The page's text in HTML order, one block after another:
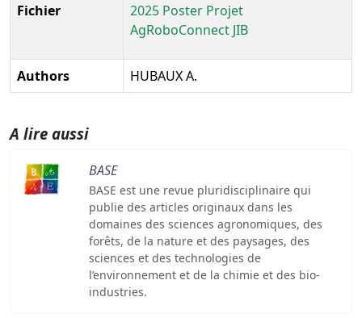
Fichier
2025 Poster Projet
AgRoboConnect JIB
Authors HUBAUX A.
A lire aussi
BASE
BASE est une revue pluridisciplinaire qui
publie des articles originaux dans les
domaines des sciences agronomiques, des
forêts, de la nature et des paysages, des
sciences et des technologies de
l’environnement et de la chimie et des bio-
industries.